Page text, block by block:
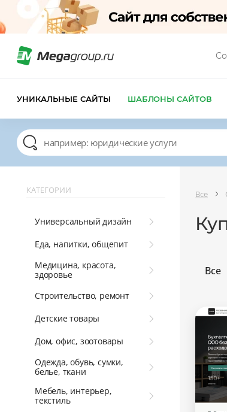
УНИКАЛЬНЫЕ САЙТЫ ШАБЛОНЫ САЙТОВ
КАТЕГОРИИ
Универсальный дизайн
Еда, напитки, общепит
Медицина, красота,
здоровье
Строительство, ремонт
Детские товары
Дом, офис, зоотовары
Одежда, обувь, сумки,
белье, ткани
Мебель, интерьер,
текстиль
Все
Все